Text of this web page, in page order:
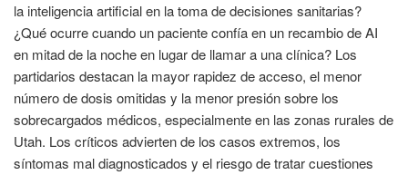
la inteligencia artificial en la toma de decisiones sanitarias?
¿Qué ocurre cuando un paciente confía en un recambio de AI
en mitad de la noche en lugar de llamar a una clínica? Los
partidarios destacan la mayor rapidez de acceso, el menor
número de dosis omitidas y la menor presión sobre los
sobrecargados médicos, especialmente en las zonas rurales de
Utah. Los críticos advierten de los casos extremos, los
síntomas mal diagnosticados y el riesgo de tratar cuestiones